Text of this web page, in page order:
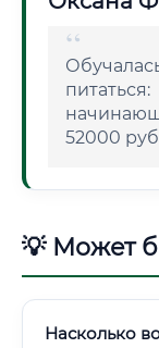
52000
💡 Может
Насколько